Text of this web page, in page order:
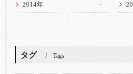
2014年
タグ Tags